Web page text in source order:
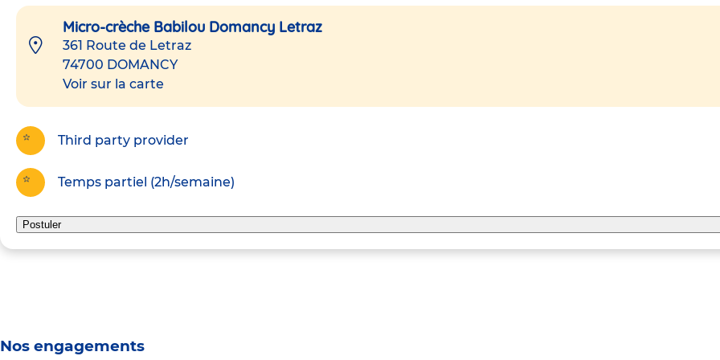
Micro-crèche Babilou Domancy Letraz
361 Route de Letraz
74700 DOMANCY
Voir sur la carte
Third party provider
Temps partiel (2h/semaine)
Postuler
Nos engagements